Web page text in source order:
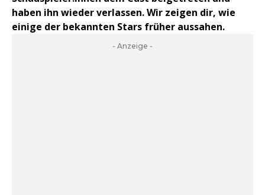
haben ihn wieder verlassen. Wir zeigen dir, wie
einige der bekannten Stars früher aussahen.
- Anzeige -